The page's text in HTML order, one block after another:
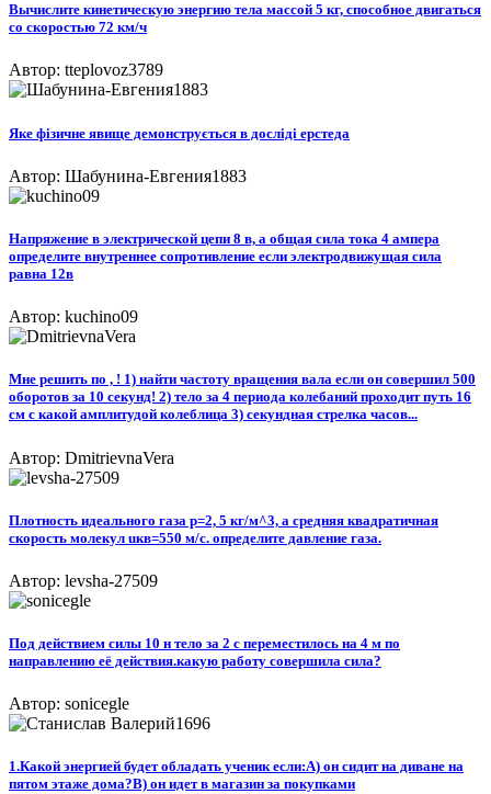
Вычислите кинетическую энергию тела массой 5 кг, способное двигаться
со скоростью 72 км/ч
Автор: tteplovoz3789
Яке фізичне явище демонструється в досліді ерстеда
Автор: Шабунина-Евгения1883
Напряжение в электрической цепи 8 в, а общая сила тока 4 ампера
определите внутреннее сопротивление если электродвижущая сила
равна 12в
Автор: kuchino09
Мне решить по , ! 1) найти частоту вращения вала если он совершил 500
оборотов за 10 секунд! 2) тело за 4 периода колебаний проходит путь 16
см с какой амплитудой колеблица 3) секундная стрелка часов...
Автор: DmitrievnaVera
Плотность идеального газа p=2, 5 кг/м^3, а средняя квадратичная
скорость молекул uкв=550 м/с. определите давление газа.
Автор: levsha-27509
Под действием силы 10 н тело за 2 с переместилось на 4 м по
направлению её действия.какую работу совершила сила?
Автор: sonicegle
1.Какой энергией будет обладать ученик если:А) он сидит на диване на
пятом этаже дома?В) он идет в магазин за покупками​